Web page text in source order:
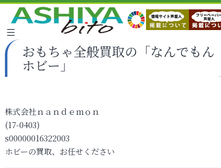
おもちゃ全般買取の「なんでもん
ホビー」
株式会社ｎａｎｄｅｍｏｎ
(17-0403)
s00000016322003
ホビーの買取、お任せください